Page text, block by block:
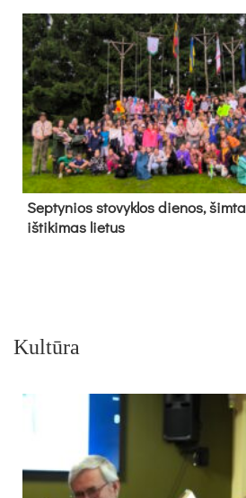
Sep­ty­nios sto­vyk­los die­nos,
iš­ti­ki­mas lie­tus
Kultūra